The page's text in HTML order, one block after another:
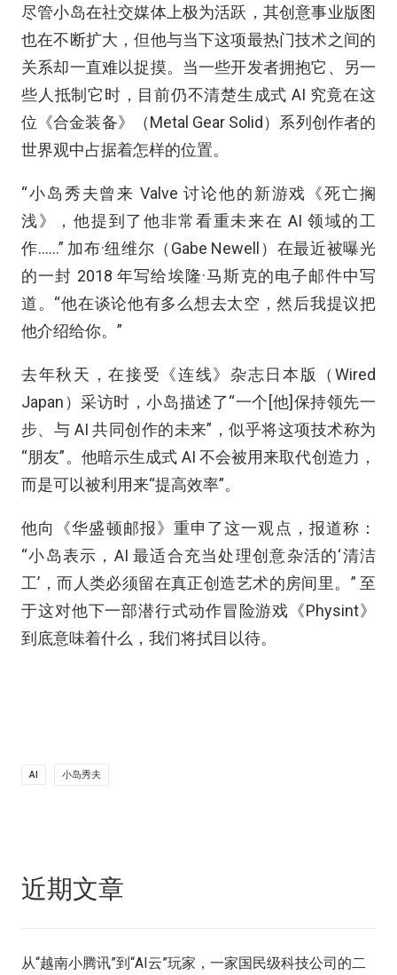
尽管小岛在社交媒体上极为活跃，其创意事业版图
也在不断扩大，但他与当下这项最热门技术之间的
关系却一直难以捉摸。当一些开发者拥抱它、另一
些人抵制它时，目前仍不清楚生成式 AI 究竟在这
位《合金装备》（Metal Gear Solid）系列创作者的
世界观中占据着怎样的位置。
“小岛秀夫曾来 Valve 讨论他的新游戏《死亡搁
浅》，他提到了他非常看重未来在 AI 领域的工
作……” 加布·纽维尔（Gabe Newell）在最近被曝光
的一封 2018 年写给埃隆·马斯克的电子邮件中写
道。“他在谈论他有多么想去太空，然后我提议把
他介绍给你。”
去年秋天，在接受《连线》杂志日本版（Wired
Japan）采访时，小岛描述了“一个[他]保持领先一
步、与 AI 共同创作的未来”，似乎将这项技术称为
“朋友”。他暗示生成式 AI 不会被用来取代创造力，
而是可以被利用来“提高效率”。
他向《华盛顿邮报》重申了这一观点，报道称：
“小岛表示，AI 最适合充当处理创意杂活的‘清洁
工’，而人类必须留在真正创造艺术的房间里。” 至
于这对他下一部潜行式动作冒险游戏《Physint》
到底意味着什么，我们将拭目以待。
AI 小岛秀夫
近期文章
从“越南小腾讯”到“AI云”玩家，一家国民级科技公司的二